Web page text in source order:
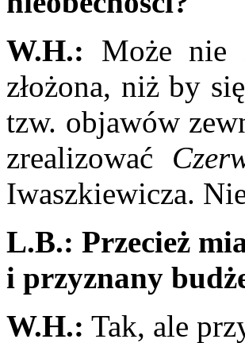
W.H.: Może nie
złożona, niż by
tzw. objawów
zrealizować
Iwaszkiewicza.
L.B.: Przecież
i przyznany
W.H.: Tak, ale